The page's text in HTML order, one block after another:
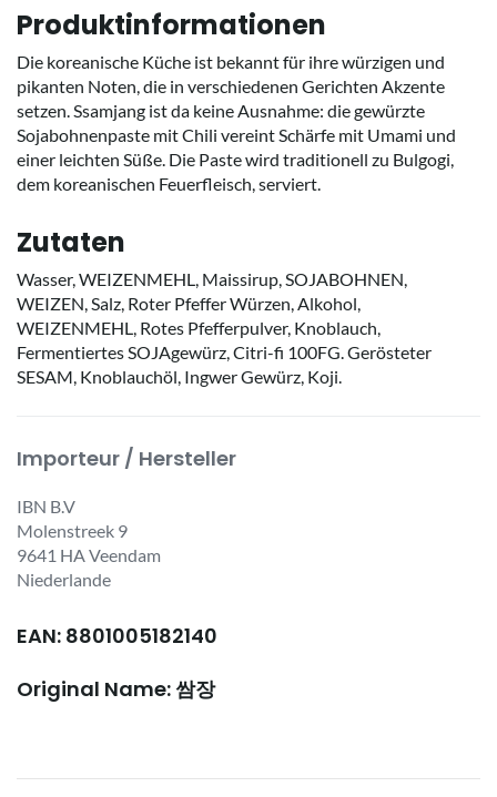
Produktinformationen
Die koreanische Küche ist bekannt für ihre würzigen und
pikanten Noten, die in verschiedenen Gerichten Akzente
setzen. Ssamjang ist da keine Ausnahme: die gewürzte
Sojabohnenpaste mit Chili vereint Schärfe mit Umami und
einer leichten Süße. Die Paste wird traditionell zu Bulgogi,
dem koreanischen Feuerfleisch, serviert.
Zutaten
Wasser, WEIZENMEHL, Maissirup, SOJABOHNEN,
WEIZEN, Salz, Roter Pfeffer Würzen, Alkohol,
WEIZENMEHL, Rotes Pfefferpulver, Knoblauch,
Fermentiertes SOJAgewürz, Citri-fi 100FG. Gerösteter
SESAM, Knoblauchöl, Ingwer Gewürz, Koji.
Importeur / Hersteller
IBN B.V
Molenstreek 9
9641 HA Veendam
Niederlande
EAN: 8801005182140
Original Name: 쌈장